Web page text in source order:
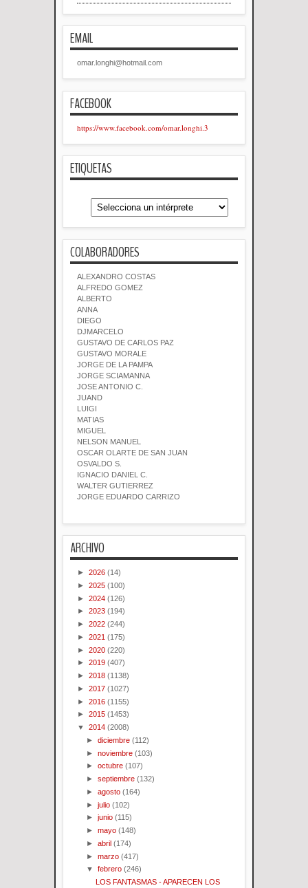
EMAIL
omar.longhi@hotmail.com
FACEBOOK
https://www.facebook.com/omar.longhi.3
ETIQUETAS
COLABORADORES
ALEXANDRO COSTAS
ALFREDO GOMEZ
ALBERTO
ANNA
DIEGO
DJMARCELO
GUSTAVO DE CARLOS PAZ
GUSTAVO MORALE
JORGE DE LA PAMPA
JORGE SCIAMANNA
JOSE ANTONIO C.
JUAND
LUIGI
MATIAS
MIGUEL
NELSON MANUEL
OSCAR OLARTE DE SAN JUAN
OSVALDO S.
IGNACIO DANIEL C.
WALTER GUTIERREZ
JORGE EDUARDO CARRIZO
ARCHIVO
► 2026 (14)
► 2025 (100)
► 2024 (126)
► 2023 (194)
► 2022 (244)
► 2021 (175)
► 2020 (220)
► 2019 (407)
► 2018 (1138)
► 2017 (1027)
► 2016 (1155)
► 2015 (1453)
▼ 2014 (2008)
►diciembre (112)
►noviembre (103)
►octubre (107)
►septiembre (132)
►agosto (164)
►julio (102)
►junio (115)
►mayo (148)
►abril (174)
►marzo (417)
▼febrero (246)
LOS FANTASMAS - APARECEN LOS